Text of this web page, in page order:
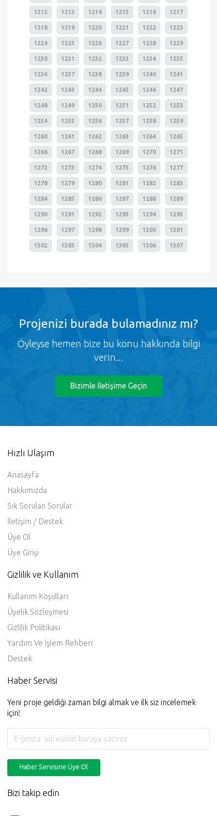
1212 1213 1214 1215 1216 1217
1218 1219 1220 1221 1222 1223
1224 1225 1226 1227 1228 1229
1230 1231 1232 1233 1234 1235
1236 1237 1238 1239 1240 1241
1242 1243 1244 1245 1246 1247
1248 1249 1250 1251 1252 1253
1254 1255 1256 1257 1258 1259
1260 1261 1262 1263 1264 1265
1266 1267 1268 1269 1270 1271
1272 1273 1274 1275 1276 1277
1278 1279 1280 1281 1282 1283
1284 1285 1286 1287 1288 1289
1290 1291 1292 1293 1294 1295
1296 1297 1298 1299 1300 1301
1302 1303 1304 1305 1306 1307
Projenizi burada bulamadınız mı?
Öyleyse hemen bize bu konu hakkında bilgi
verin...
Bizimle Iletişime Geçin
Hızlı Ulaşım
Anasayfa
Hakkımızda
Sık Sorulan Sorular
İletişim / Destek
Üye Ol
Üye Girişi
Gizlilik ve Kullanım
Kullanım Koşulları
Üyelik Sözleşmesi
Gizlilik Politikası
Yardım Ve İşlem Rehberi
Destek
Haber Servisi
Yeni proje geldiği zaman bilgi almak ve ilk siz incelemek
için!
Haber Servisine Üye Ol
Bizi takip edin